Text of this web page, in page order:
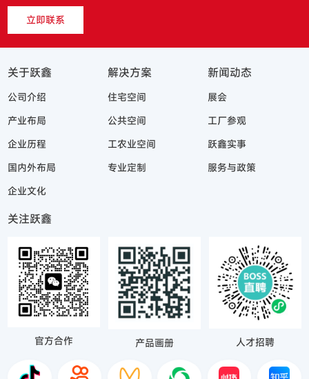
立即联系
关于跃鑫
公司介绍
产业布局
企业历程
国内外布局
企业文化
解决方案
住宅空间
公共空间
工农业空间
专业定制
新闻动态
展会
工厂参观
跃鑫实事
服务与政策
关注跃鑫
官方合作 产品画册 人才招聘